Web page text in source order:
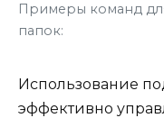
Примеры команд
папок:
Использование
эффективно